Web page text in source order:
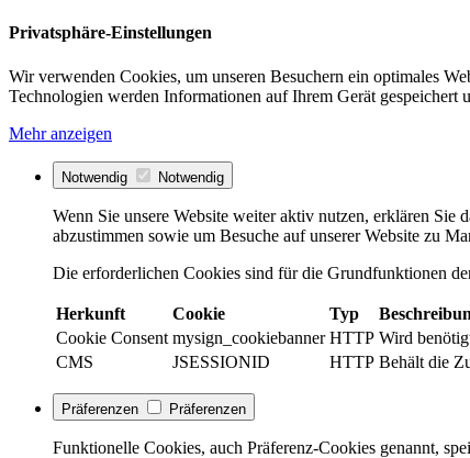
Privatsphäre-Einstellungen
Wir verwenden Cookies, um unseren Besuchern ein optimales
Technologien werden Informationen auf Ihrem Gerät gespeichert
Mehr anzeigen
Notwendig Notwendig
Wenn Sie unsere Website weiter aktiv nutzen, erklären
abzustimmen sowie um Besuche auf unserer Website zu
Die erforderlichen Cookies sind für die Grundfunktionen
Herkunft Cookie Typ
Cookie Consent mysign_cookiebanner HTTP Wird
CMS
JSESSIONID HTTP Behält die
Präferenzen Präferenzen
Funktionelle Cookies, auch Präferenz-Cookies genannt,